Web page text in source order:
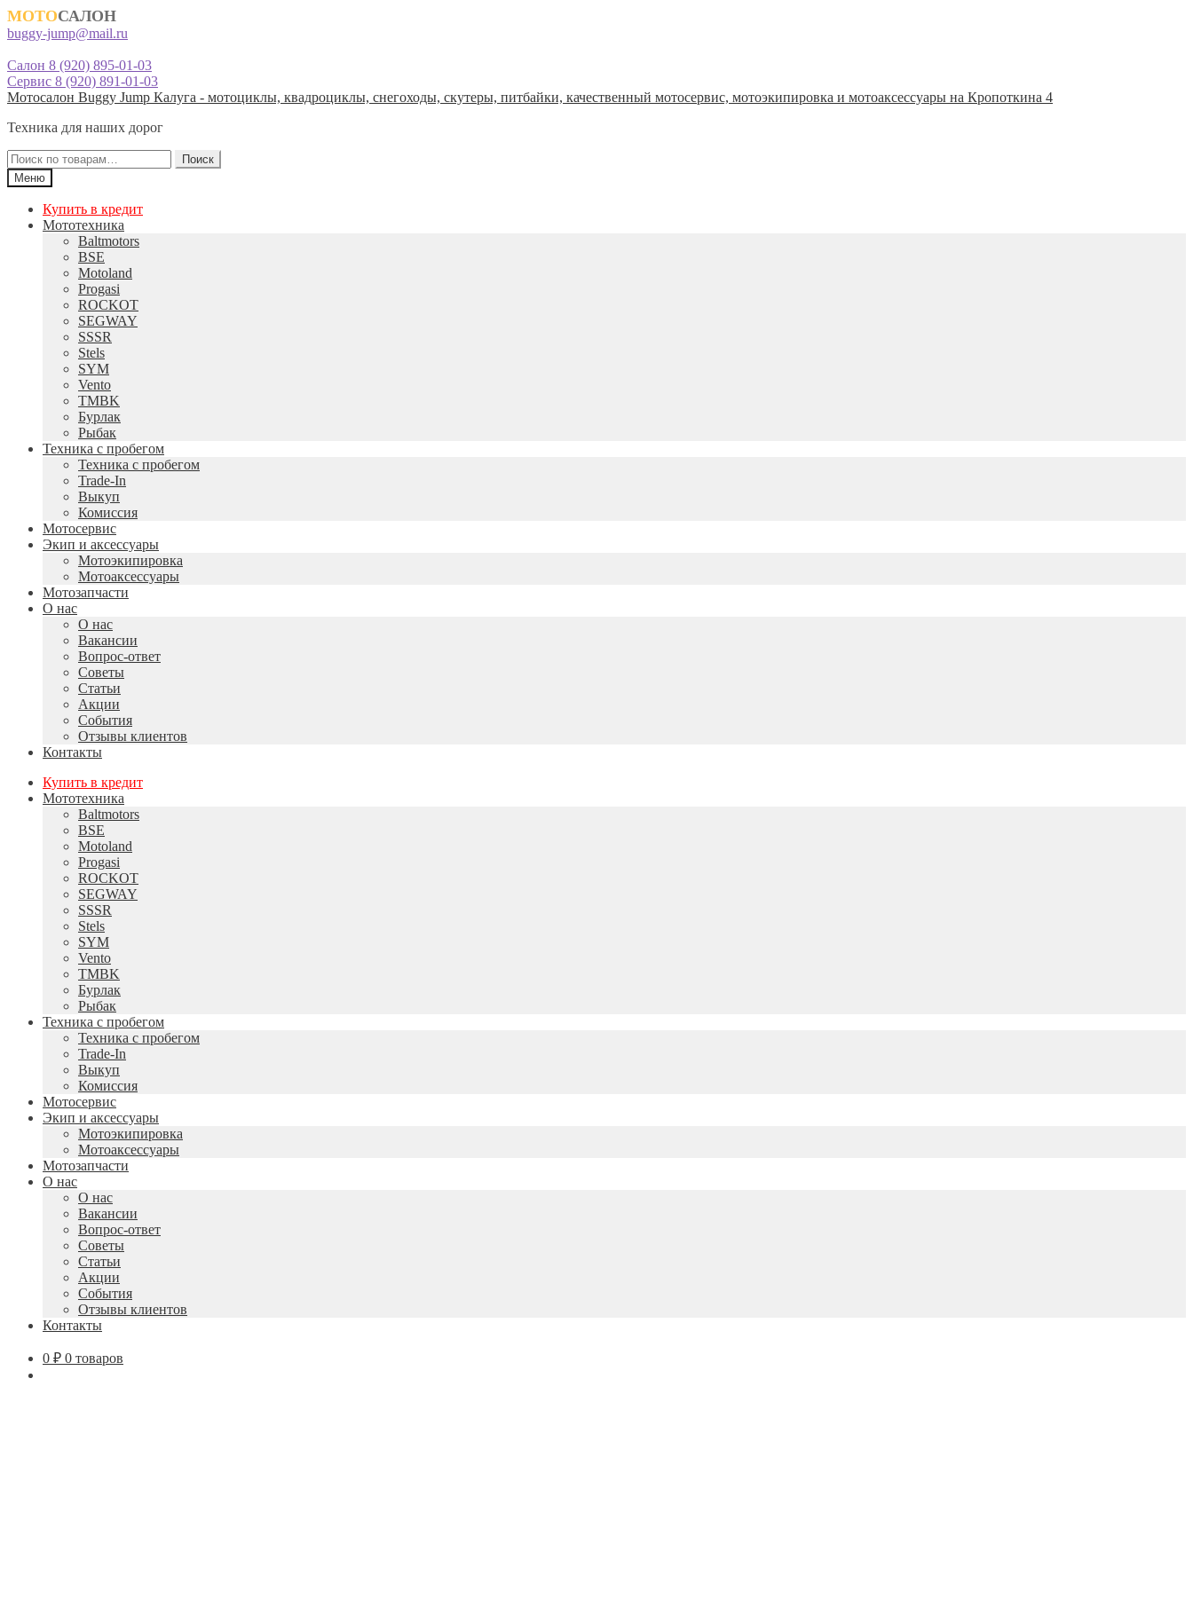
МОТОСАЛОН
buggy-jump@mail.ru
Салон 8 (920) 895-01-03
Сервис 8 (920) 891-01-03
Перейти
навигации
Перейти
содержимому
Мотосалон Buggy Jump Калуга - мотоциклы, квадроциклы, снегоходы, скутеры, питбайки, качественный мотосервис, мотоэкипировка и мотоаксессуары на Кропоткина 4
Техника для наших дорог
Искать:
Поиск
Меню
Купить в кредит
Мототехника
Baltmotors
BSE
Motoland
Progasi
ROCKOT
SEGWAY
SSSR
Stels
SYM
Vento
TMBK
Бурлак
Рыбак
Техника с пробегом
Техника с пробегом
Trade-In
Выкуп
Комиссия
Мотосервис
Экип и аксессуары
Мотоэкипировка
Мотоаксессуары
Мотозапчасти
О нас
О нас
Вакансии
Вопрос-ответ
Советы
Статьи
Акции
События
Отзывы клиентов
Контакты
Купить в кредит
Мототехника
Baltmotors
BSE
Motoland
Progasi
ROCKOT
SEGWAY
SSSR
Stels
SYM
Vento
TMBK
Бурлак
Рыбак
Техника с пробегом
Техника с пробегом
Trade-In
Выкуп
Комиссия
Мотосервис
Экип и аксессуары
Мотоэкипировка
Мотоаксессуары
Мотозапчасти
О нас
О нас
Вакансии
Вопрос-ответ
Советы
Статьи
Акции
События
Отзывы клиентов
Контакты
0 ₽ 0 товаров